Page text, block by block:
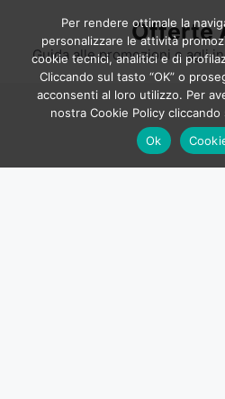
contenuto
Offerte
Guida alle promozioni e agli
Per rendere ottimale la
personalizzare le attività
cookie tecnici, analitici e di
Cliccando sul tasto “OK” o
acconsenti al loro utilizzo. Per
nostra Cookie Policy
Ok